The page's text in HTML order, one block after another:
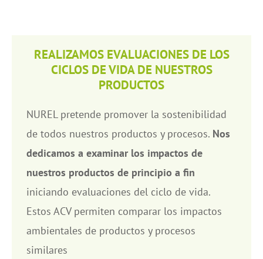
REALIZAMOS EVALUACIONES DE LOS
CICLOS DE VIDA DE NUESTROS
PRODUCTOS
NUREL pretende promover la sostenibilidad
de todos nuestros productos y procesos. Nos
dedicamos a examinar los impactos de
nuestros productos de principio a fin
iniciando evaluaciones del ciclo de vida.
Estos ACV permiten comparar los impactos
ambientales de productos y procesos
similares